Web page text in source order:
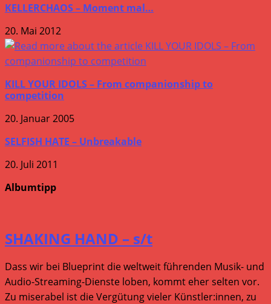
KELLERCHAOS – Moment mal…
20. Mai 2012
KILL YOUR IDOLS – From companionship to
competition
20. Januar 2005
SELFISH HATE – Unbreakable
20. Juli 2011
Albumtipp
SHAKING HAND – s/t
Dass wir bei Blueprint die weltweit führenden Musik- und
Audio-Streaming-Dienste loben, kommt eher selten vor.
Zu miserabel ist die Vergütung vieler Künstler:innen, zu